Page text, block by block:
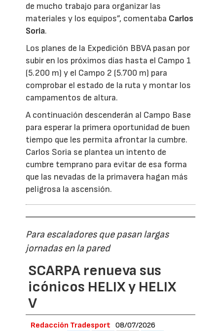
de mucho trabajo para organizar las
materiales y los equipos”, comentaba Carlos
Soria.
Los planes de la Expedición BBVA pasan por
subir en los próximos días hasta el Campo 1
(5.200 m) y el Campo 2 (5.700 m) para
comprobar el estado de la ruta y montar los
campamentos de altura.
A continuación descenderán al Campo Base
para esperar la primera oportunidad de buen
tiempo que les permita afrontar la cumbre.
Carlos Soria se plantea un intento de
cumbre temprano para evitar de esa forma
que las nevadas de la primavera hagan más
peligrosa la ascensión.
Para escaladores que pasan largas
jornadas en la pared
SCARPA renueva sus
icónicos HELIX y HELIX
V
Redacción Tradesport 08/07/2026